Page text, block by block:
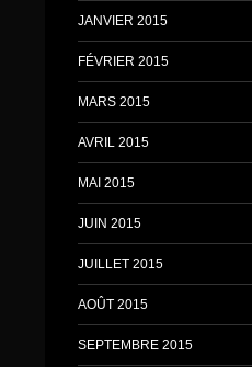
JANVIER 2015
FÉVRIER 2015
MARS 2015
AVRIL 2015
MAI 2015
JUIN 2015
JUILLET 2015
AOÛT 2015
SEPTEMBRE 2015